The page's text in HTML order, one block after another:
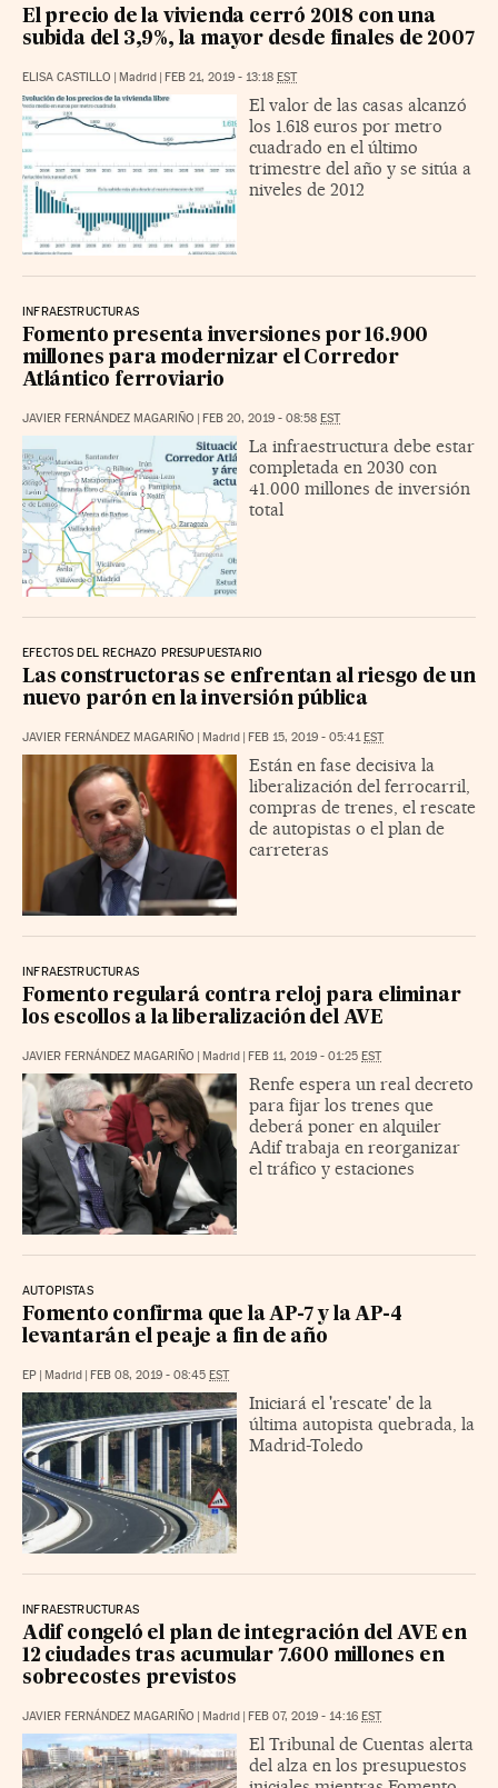
El precio de la vivienda cerró 2018 con una
subida del 3,9%, la mayor desde finales de 2007
ELISA CASTILLO Madrid FEB 21, 2019 - 13:18 EST
El valor de las casas alcanzó
los 1.618 euros por metro
cuadrado en el último
trimestre del año y se sitúa a
niveles de 2012
INFRAESTRUCTURAS
Fomento presenta inversiones por 16.900
millones para modernizar el Corredor
Atlántico ferroviario
JAVIER FERNÁNDEZ MAGARIÑO FEB 20, 2019 - 08:58 EST
La infraestructura debe estar
completada en 2030 con
41.000 millones de inversión
total
EFECTOS DEL RECHAZO PRESUPUESTARIO
Las constructoras se enfrentan al riesgo de un
nuevo parón en la inversión pública
JAVIER FERNÁNDEZ MAGARIÑO Madrid FEB 15, 2019 - 05:41 EST
Están en fase decisiva la
liberalización del ferrocarril,
compras de trenes, el rescate
de autopistas o el plan de
carreteras
INFRAESTRUCTURAS
Fomento regulará contra reloj para eliminar
los escollos a la liberalización del AVE
JAVIER FERNÁNDEZ MAGARIÑO Madrid FEB 11, 2019 - 01:25 EST
Renfe espera un real decreto
para fijar los trenes que
deberá poner en alquiler
Adif trabaja en reorganizar
el tráfico y estaciones
AUTOPISTAS
Fomento confirma que la AP-7 y la AP-4
levantarán el peaje a fin de año
EP Madrid FEB 08, 2019 - 08:45 EST
Iniciará el 'rescate' de la
última autopista quebrada, la
Madrid-Toledo
INFRAESTRUCTURAS
Adif congeló el plan de integración del AVE en
12 ciudades tras acumular 7.600 millones en
sobrecostes previstos
JAVIER FERNÁNDEZ MAGARIÑO Madrid FEB 07, 2019 - 14:16 EST
El Tribunal de Cuentas alerta
del alza en los presupuestos